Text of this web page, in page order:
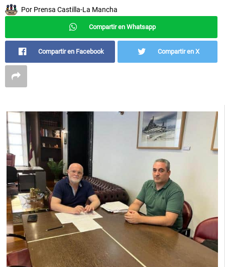
Por Prensa Castilla-La Mancha
Compartir en Whatsapp
Compartir en Facebook Compartir en X